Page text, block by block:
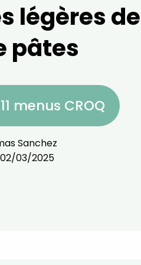
légères de
pâtes
menus CROQ
Sanchez
02/03/2025